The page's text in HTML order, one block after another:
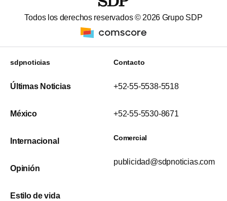
Todos los derechos reservados ©2026 Grupo SDP
sdpnoticias
Últimas Noticias
México
Internacional
Opinión
Estilo de vida
Contacto
+52-55-5538-5518
+52-55-5530-8671
Comercial
publicidad@sdpnoticias.com